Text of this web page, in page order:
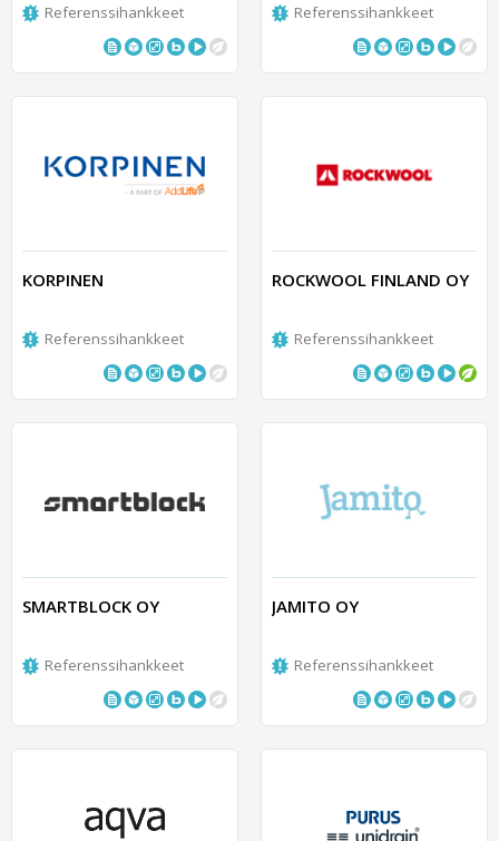
Referenssihankkeet Referenssihankkeet
KORPINEN
Referenssihankkeet
ROCKWOOL FINLAND OY
Referenssihankkeet
SMARTBLOCK OY
Referenssihankkeet
JAMITO OY
Referenssihankkeet